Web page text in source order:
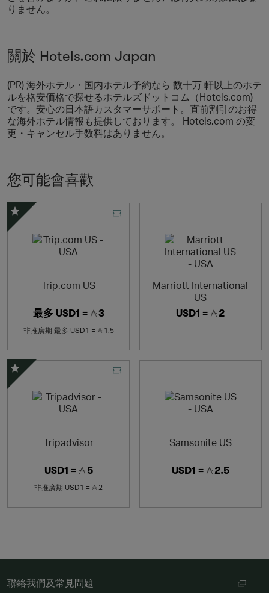
りません。
關於 Hotels.com Japan
(PR) 海外ホテル・国内ホテル予約なら 数十万 軒以上のホテ
ルを格安価格で探せるホテルズドットコム（Hotels.com)
です。安心の日本語カスタマーサポート。直前割引のお得
な海外ホテル情報も提供しております。 Hotels.com の変
更・キャンセル手数料はありません。
您可能會喜歡
Trip.com US
最多 USD1 = 3
非推廣期 最多 USD1 = 1.5
精選優惠
Marriott International
US
USD1 = 2
Tripadvisor
USD1 = 5
非推廣期 USD1 = 2
精選優惠
Samsonite US
USD1 = 2.5
聯絡我們及常見問題